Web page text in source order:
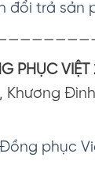
đổi trả sản
PHỤC VIỆT
Khương
Đồng phục